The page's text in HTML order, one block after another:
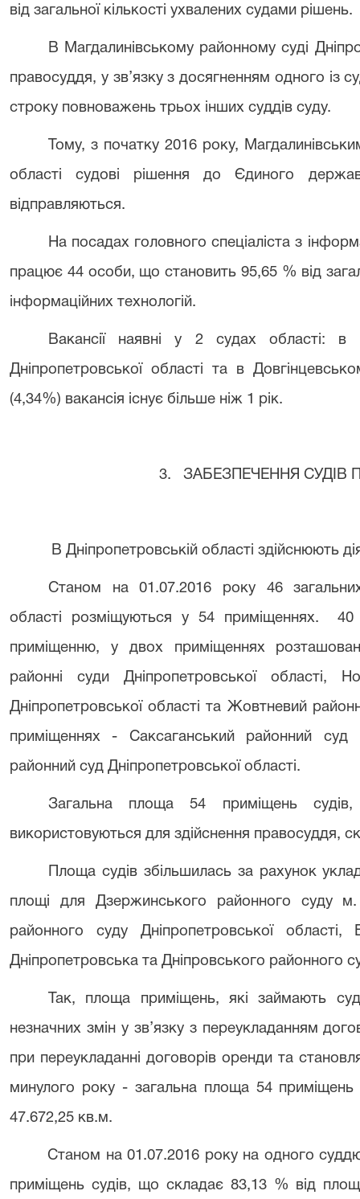
від загальної кількості ухвалених судами рішень.
В Магдалинівському районному суді
правосуддя, у зв’язку з досягненням одного із
строку повноважень трьох інших суддів суду.
Тому, з початку 2016 року,
області судові рішення до Єдиного
відправляються.
На посадах головного спеціаліста з
працює 44 особи, що становить 95,65 % від
інформаційних технологій.
Вакансії наявні у 2 судах області: в
Дніпропетровської області та в
(4,34%) вакансія існує більше ніж 1 рік.
3. ЗАБЕЗПЕЧЕННЯ СУДІВ
В Дніпропетровській області здійснюють
Станом на 01.07.2016 року 46 загальних
області розміщуються у 54 приміщеннях.
приміщенню, у двох приміщеннях
районні суди Дніпропетровської області,
Дніпропетровської області та Жовтневий
приміщеннях - Саксаганський районний
районний суд Дніпропетровської області.
Загальна площа 54 приміщень
використовуються для здійснення правосуддя,
Площа судів збільшилась за рахунок
площі для Дзержинського районного суду м.
районного суду Дніпропетровської
Дніпропетровська та Дніпровського районного
Так, площа приміщень, які займають
незначних змін у зв’язку з переукладанням
при переукладанні договорів оренди та
минулого року - загальна площа 54
47.672,25 кв.м.
Станом на 01.07.2016 року на одного
приміщень судів, що складає 83,13 % від